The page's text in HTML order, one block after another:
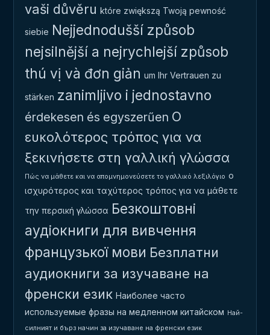
vaši důvěru które zwiększą Twoją pewność
siebie Nejjednodušší způsob
nejsilnější a nejrychlejší způsob
thú vị và đơn giản um Ihr Vertrauen zu
stärken zanimljivo i jednostavno
érdekesen és egyszerűen Ο
ευκολότερος τρόπος για να
ξεκινήσετε στη γαλλική γλώσσα
Πώς να μάθετε και να απομνημονεύσετε το γαλλικό λεξιλόγιο ο
ισχυρότερος και ταχύτερος τρόπος για να μάθετε
την περσική γλώσσα Безкоштовні
аудіокниги для вивчення
французької мови Безплатни
аудиокниги за изучаване на
френски език Наиболее часто
используемые фразы на медленном китайском
Най-
силният и бърз начин за изучаване на френски език